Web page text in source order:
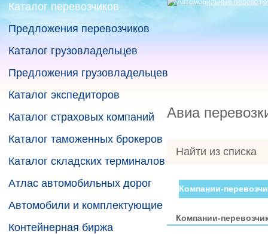
Каталог перевозчиков
Предложения перевозчиков
Каталог грузовладельцев
Предложения грузовладельцев
Каталог экспедиторов
Каталог страховых компаний
Каталог таможенных брокеров
Каталог складских терминалов
Атлас автомобильных дорог
Автомобили и комплектующие
Контейнерная биржа
Авиа
Найти из списка
Компании-
Компании-